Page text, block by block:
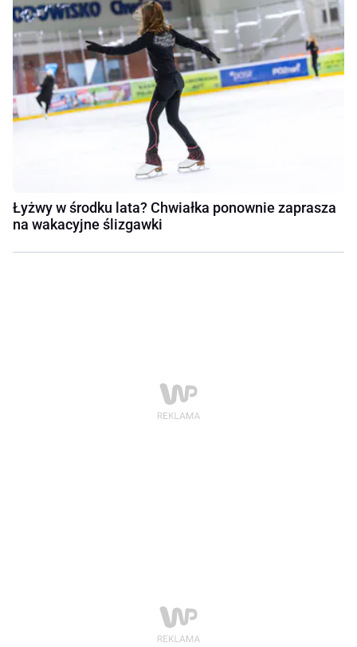
Łyżwy w środku lata? Chwiałka ponownie zaprasza
na wakacyjne ślizgawki